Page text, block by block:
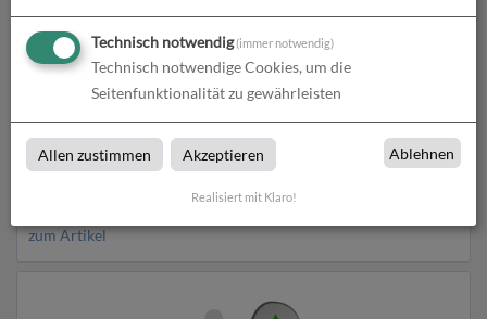
Beachflag Drop | Extra Small (189 cm) | beidseitig
zum Artikel
Technisch notwendig(immer notwendig)
Technisch notwendige Cookies, um die
Seitenfunktionalität zu gewährleisten
Allen zustimmen Akzeptieren Ablehnen
Realisiert mit Klaro!